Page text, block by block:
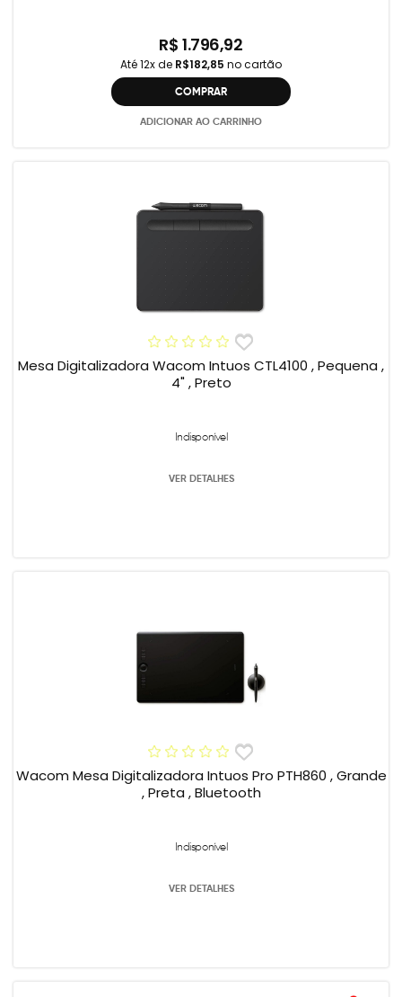
R$ 1.796,92
Até 12x de R$182,85 no cartão
COMPRAR
ADICIONAR AO CARRINHO
Mesa Digitalizadora Wacom Intuos CTL4100 , Pequena ,
4" , Preto
Indisponível
VER DETALHES
Wacom Mesa Digitalizadora Intuos Pro PTH860 , Grande
, Preta , Bluetooth
Indisponível
VER DETALHES